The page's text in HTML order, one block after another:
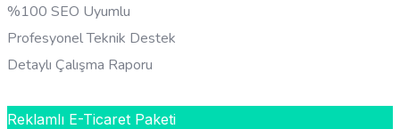
%100 SEO Uyumlu
Profesyonel Teknik Destek
Detaylı Çalışma Raporu
Reklamlı E-Ticaret Paketi